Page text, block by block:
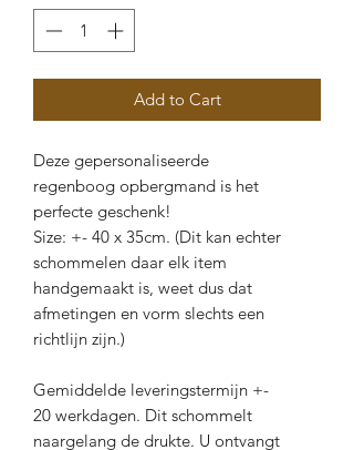
Add to Cart
Deze gepersonaliseerde
regenboog opbergmand is het
perfecte geschenk!
Size: +- 40 x 35cm. (Dit kan echter
schommelen daar elk item
handgemaakt is, weet dus dat
afmetingen en vorm slechts een
richtlijn zijn.)
Gemiddelde leveringstermijn +-
20 werkdagen. Dit schommelt
naargelang de drukte. U ontvangt